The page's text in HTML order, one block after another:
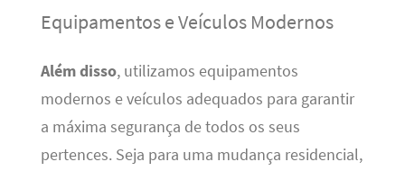
Equipamentos e Veículos Modernos
Além disso, utilizamos equipamentos
modernos e veículos adequados para garantir
a máxima segurança de todos os seus
pertences. Seja para uma mudança residencial,